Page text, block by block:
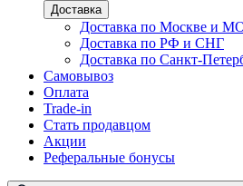
Доставка
Доставка по Москве и
Доставка по РФ и СНГ
Доставка по Санкт-
Самовывоз
Оплата
Trade-in
Стать продавцом
Акции
Реферальные бонусы